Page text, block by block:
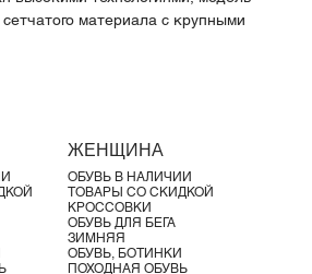
материала с крупными
ABZORB SBS
превосходное
Web для поддержки свода стопы
ЖЕНЩИНА
ОБУВЬ В НАЛИЧИИ
ТОВАРЫ СО СКИДКОЙ
КРОССОВКИ
ОБУВЬ ДЛЯ БЕГА
ЗИМНЯЯ
ОБУВЬ, БОТИНКИ
ПОХОДНАЯ ОБУВЬ